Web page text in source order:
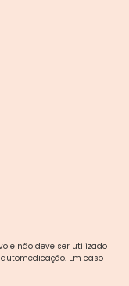
e não deve ser utilizado
Em caso